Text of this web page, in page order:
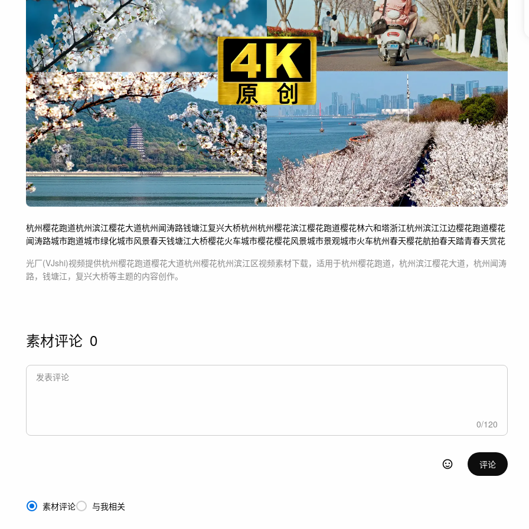
杭州樱花跑道杭州滨江樱花大道杭州闻涛路钱塘江复兴大桥杭州杭州樱花滨江樱花跑道樱花林六和塔浙江杭州滨江江边樱花跑道樱花
闻涛路城市跑道城市绿化城市风景春天钱塘江大桥樱花火车城市樱花樱花风景城市景观城市火车杭州春天樱花航拍春天踏青春天赏花
光厂(VJshi)视频提供杭州樱花跑道樱花大道杭州樱花杭州滨江区视频素材下载，适用于杭州樱花跑道，杭州滨江樱花大道，杭州闻涛
路，钱塘江，复兴大桥等主题的内容创作。
素材评论 0
0/120
评论
素材评论 与我相关